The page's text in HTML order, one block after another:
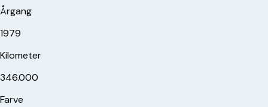
Årgang
1979
Kilometer
346.000
Farve